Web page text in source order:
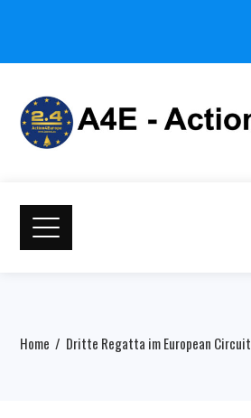
Home Dritte Regatta im European Circuit